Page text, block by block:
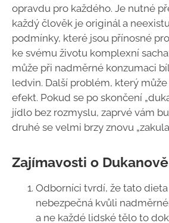
opravdu pro každého. Je nutné
každý člověk je originál a
podmínky, které jsou přínosné
ke svému životu komplexní
může při nadměrné konzumaci
ledvin. Další problém, který
efekt. Pokud se po skončení
jídlo bez rozmyslu, zaprvé vám
druhé se velmi brzy znovu
Zajímavosti o
Odborníci tvrdí, že tato
nebezpečná kvůli
a ne každé lidské tělo to